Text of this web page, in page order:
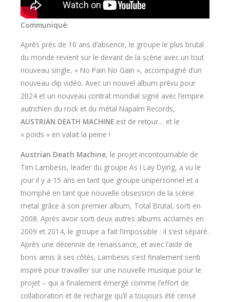
Communiqué:
Après près de 10 ans d’absence, le groupe le plus brutal
du monde revient sur le devant de la scène avec un tout
nouveau single, « No Pain No Gain », accompagné d’un
nouveau clip vidéo. Avec un nouvel album prévu pour
2024 et un nouveau contrat mondial signé avec l’empire
autrichien du rock et du métal Napalm Records,
AUSTRIAN DEATH MACHINE est de retour… et le
« poids » en valait la peine !
Austrian Death Machine, le projet incontournable de
Tim Lambesis, leader du groupe As I Lay Dying, a vu le
jour il y a 15 ans en tant que groupe unipersonnel et a
triomphé en tant que nouvelle obsession de la scène
metal grâce à son premier album, Total Brutal, sorti en
2008. Après avoir sorti deux autres albums acclamés en
2009 et 2014, le groupe a fait l’impossible : il s’est séparé.
Après une décennie de renaissance, et avec l’aide de
bons amis à ses côtés, Lambesis s’est finalement senti
inspiré pour travailler sur une nouvelle musique pour le
projet – qui a finalement émergé comme l’effort de
collaboration et de recharge qu’il a toujours été censé